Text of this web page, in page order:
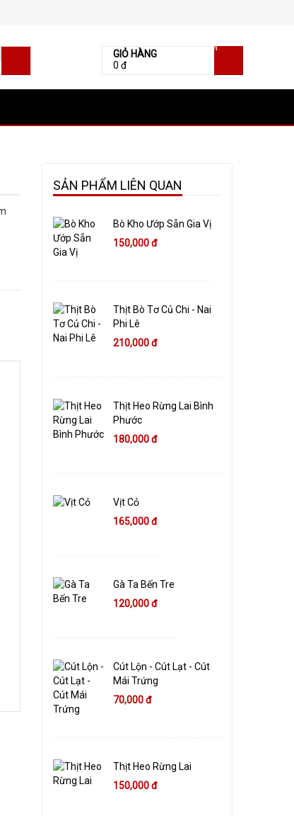
GIỎ HÀNG
0 đ
[0]
SẢN PHẨM LIÊN QUAN
Bò Kho Ướp Sẵn Gia Vị
150,000 đ
Thịt Bò Tơ Củ Chi - Nai
Phi Lê
210,000 đ
Thịt Heo Rừng Lai Bình
Phước
180,000 đ
Vịt Cỏ
165,000 đ
Gà Ta Bến Tre
120,000 đ
Cút Lộn - Cút Lạt - Cút
Mái Trứng
70,000 đ
Thịt Heo Rừng Lai
150,000 đ